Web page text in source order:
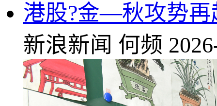
港股?金—秋攻势再
新浪新闻 何频